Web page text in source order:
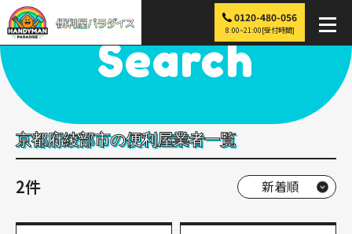
0120-480-056
8:00~21:00[受付時間]
便利屋パラダイス > 探す > 綾部市
Search
京都府綾部市の便利屋業者一覧
2件